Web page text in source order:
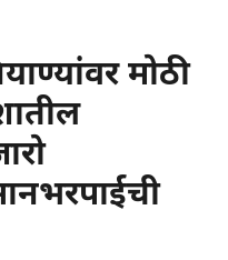
मोठी